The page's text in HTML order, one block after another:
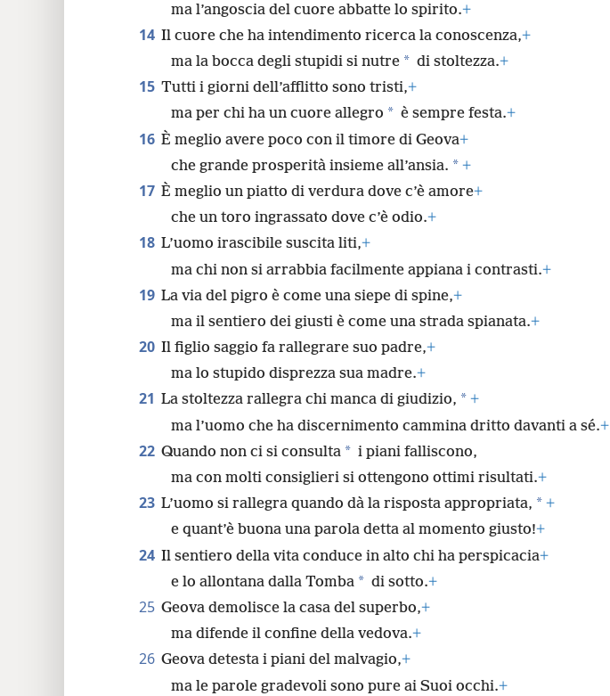
ma l’angoscia del cuore abbatte lo spirito.+
14 Il cuore che ha intendimento ricerca la conoscenza,+
ma la bocca degli stupidi si nutre * di stoltezza.+
15 Tutti i giorni dell’afflitto sono tristi,+
ma per chi ha un cuore allegro * è sempre festa.+
16 È meglio avere poco con il timore di Geova+
che grande prosperità insieme all’ansia. * +
17 È meglio un piatto di verdura dove c’è amore+
che un toro ingrassato dove c’è odio.+
18 L’uomo irascibile suscita liti,+
ma chi non si arrabbia facilmente appiana i contrasti.+
19 La via del pigro è come una siepe di spine,+
ma il sentiero dei giusti è come una strada spianata.+
20 Il figlio saggio fa rallegrare suo padre,+
ma lo stupido disprezza sua madre.+
21 La stoltezza rallegra chi manca di giudizio, * +
ma l’uomo che ha discernimento cammina dritto davanti a sé.+
22 Quando non ci si consulta * i piani falliscono,
ma con molti consiglieri si ottengono ottimi risultati.+
23 L’uomo si rallegra quando dà la risposta appropriata, * +
e quant’è buona una parola detta al momento giusto!+
24 Il sentiero della vita conduce in alto chi ha perspicacia+
e lo allontana dalla Tomba * di sotto.+
25 Geova demolisce la casa del superbo,+
ma difende il confine della vedova.+
26 Geova detesta i piani del malvagio,+
ma le parole gradevoli sono pure ai Suoi occhi.+